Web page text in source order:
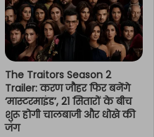
The Traitors Season 2
Trailer: करण जौहर फिर बनेंगे
‘मास्टरमाइंड’, 21 सितारों के बीच
शुरू होगी चालबाजी और धोखे की
जंग